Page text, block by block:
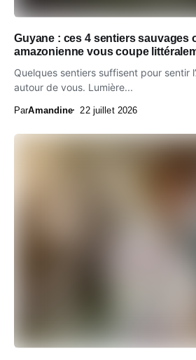
Guyane : ces 4 sentiers sauvages
amazonienne vous coupe
Quelques sentiers suffisent pour sentir
autour de vous. Lumière...
ParAmandine 22 juillet 2026